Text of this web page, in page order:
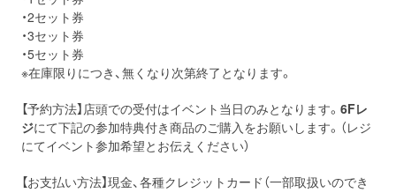
・2セット券
・3セット券
・5セット券
※在庫限りにつき、無くなり次第終了となります。
【予約方法】店頭での受付はイベント当日のみとなります。 6Fレ
ジにて下記の参加特典付き商品のご購入をお願いします。（レジ
にてイベント参加希望とお伝えください）
【お支払い方法】現金、各種クレジットカード（一部取扱いのでき